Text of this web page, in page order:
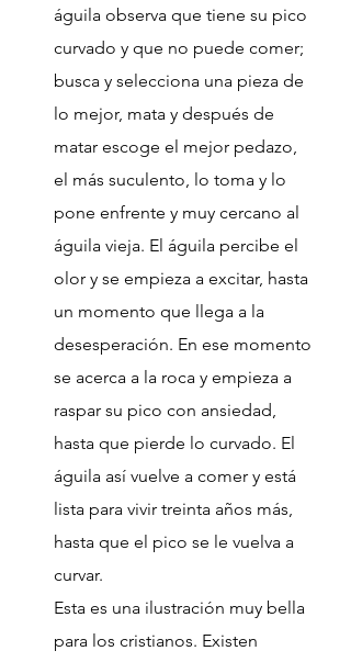
águila observa que tiene su pico
curvado y que no puede comer;
busca y selecciona una pieza de
lo mejor, mata y después de
matar escoge el mejor pedazo,
el más suculento, lo toma y lo
pone enfrente y muy cercano al
águila vieja. El águila percibe el
olor y se empieza a excitar, hasta
un momento que llega a la
desesperación. En ese momento
se acerca a la roca y empieza a
raspar su pico con ansiedad,
hasta que pierde lo curvado. El
águila así vuelve a comer y está
lista para vivir treinta años más,
hasta que el pico se le vuelva a
curvar.
Esta es una ilustración muy bella
para los cristianos. Existen